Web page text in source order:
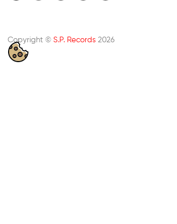
Copyright © S.P. Records 2026